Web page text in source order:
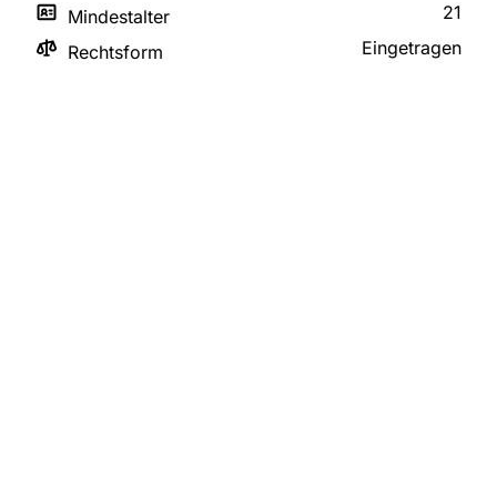
Mindestalter
21
Rechtsform
Eingetragen